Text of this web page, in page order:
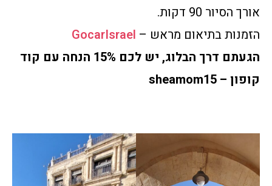
אורך הסיור 90 דקות.
הזמנות בתיאום מראש – GocarIsrael
הגעתם דרך הבלוג, יש לכם 15% הנחה עם קוד
קופון – sheamom15